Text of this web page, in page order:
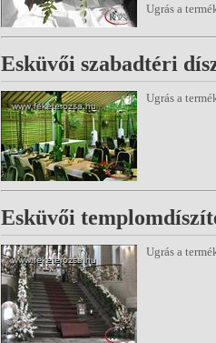
Ugrás a
Esküvői szabadtéri
Ugrás a
Esküvői
Ugrás a